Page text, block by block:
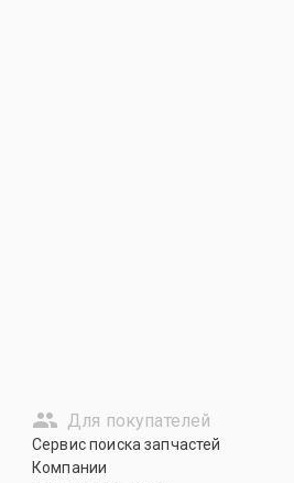
Для покупателей
Сервис поиска запчастей
Компании